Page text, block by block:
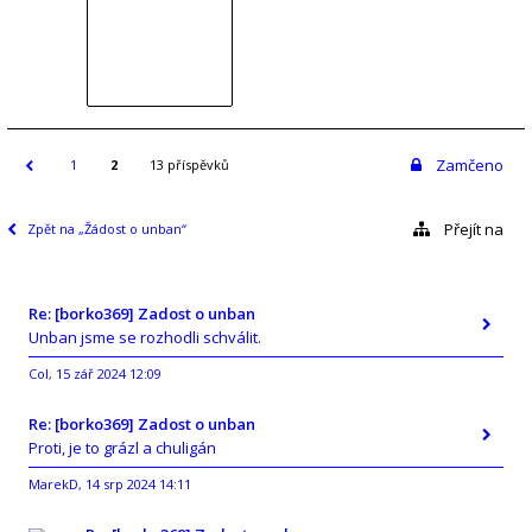
1 2 13 příspěvků Zamčeno
Zpět na „Žádost o unban“ Přejít na
Re: [borko369] Zadost o unban
Unban jsme se rozhodli schválit.
Col, 15 zář 2024 12:09
Re: [borko369] Zadost o unban
Proti, je to grázl a chuligán
MarekD, 14 srp 2024 14:11